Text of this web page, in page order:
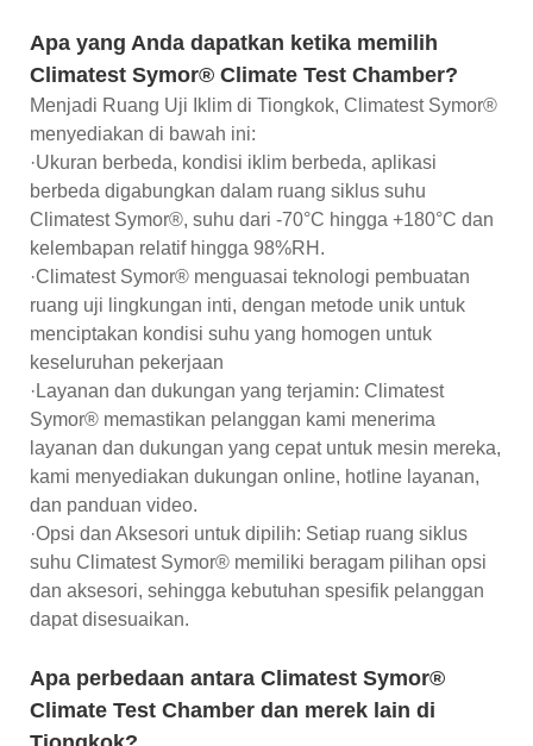
Apa yang Anda dapatkan ketika memilih
Climatest Symor® Climate Test Chamber?
Menjadi Ruang Uji Iklim di Tiongkok, Climatest Symor®
menyediakan di bawah ini:
·Ukuran berbeda, kondisi iklim berbeda, aplikasi
berbeda digabungkan dalam ruang siklus suhu
Climatest Symor®, suhu dari -70°C hingga +180°C dan
kelembapan relatif hingga 98%RH.
·Climatest Symor® menguasai teknologi pembuatan
ruang uji lingkungan inti, dengan metode unik untuk
menciptakan kondisi suhu yang homogen untuk
keseluruhan pekerjaan
·Layanan dan dukungan yang terjamin: Climatest
Symor® memastikan pelanggan kami menerima
layanan dan dukungan yang cepat untuk mesin mereka,
kami menyediakan dukungan online, hotline layanan,
dan panduan video.
·Opsi dan Aksesori untuk dipilih: Setiap ruang siklus
suhu Climatest Symor® memiliki beragam pilihan opsi
dan aksesori, sehingga kebutuhan spesifik pelanggan
dapat disesuaikan.
Apa perbedaan antara Climatest Symor®
Climate Test Chamber dan merek lain di